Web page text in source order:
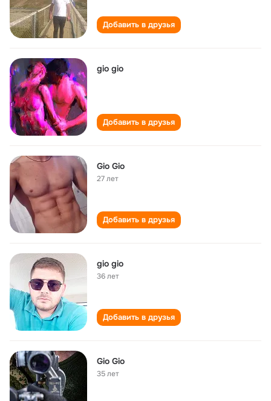
Добавить в друзья
gio gio
Добавить в друзья
Gio Gio
27 лет
Добавить в друзья
gio gio
36 лет
Добавить в друзья
Gio Gio
35 лет